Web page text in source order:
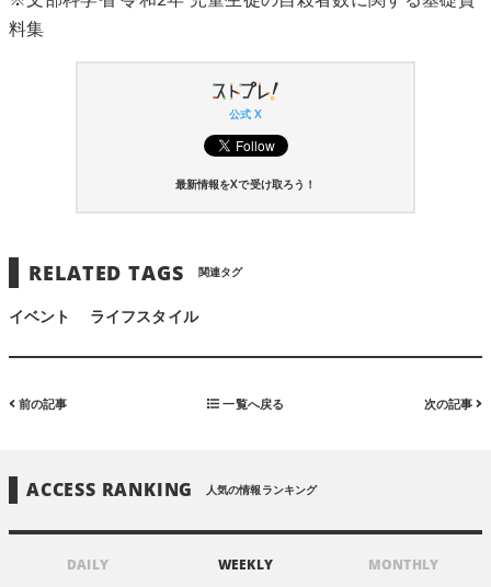
料集
公式 X
最新情報をXで受け取ろう！
RELATED TAGS 関連タグ
イベント ライフスタイル
前の記事 一覧へ戻る 次の記事
ACCESS RANKING 人気の情報ランキング
DAILY WEEKLY MONTHLY